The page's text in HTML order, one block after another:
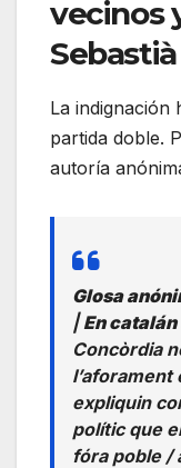
vecinos
La indignación
partida doble.
autoría
Glosa
|En
Concòrdia
expliquin
polític que
fóra poble /